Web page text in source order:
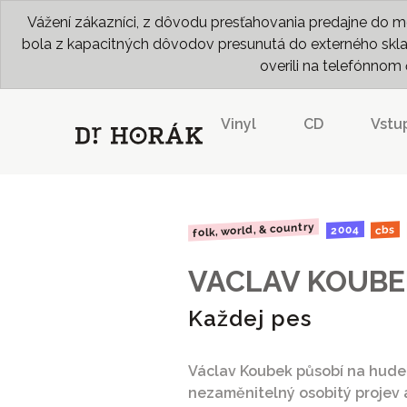
Vážení zákazníci, z dôvodu presťahovania predajne do
bola z kapacitných dôvodov presunutá do externého
overili na telefónnom
Vinyl CD
folk, world, & country 2004 cbs
VACLAV
Každej pes
Václav Koubek působí na
nezaměnitelný osobitý projev